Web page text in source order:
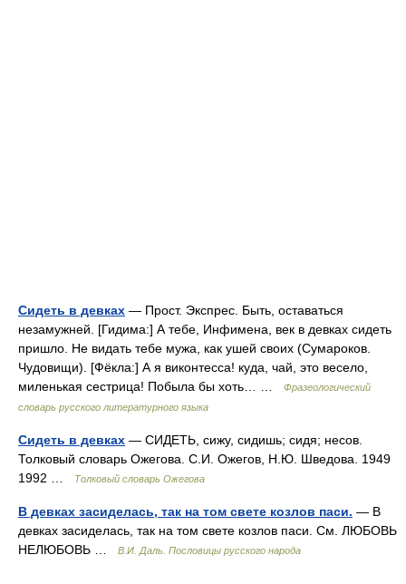
Сидеть в девках — Прост. Экспрес. Быть, оставаться
незамужней. [Гидима:] А тебе, Инфимена, век в девках сидеть
пришло. Не видать тебе мужа, как ушей своих (Сумароков.
Чудовищи). [Фёкла:] А я виконтесса! куда, чай, это весело,
миленькая сестрица! Побыла бы хоть… …
Фразеологический
словарь русского литературного языка
Сидеть в девках — СИДЕТЬ, сижу, сидишь; сидя; несов.
Толковый словарь Ожегова. С.И. Ожегов, Н.Ю. Шведова. 1949
1992 …
Толковый словарь Ожегова
В девках засиделась, так на том свете козлов паси. — В
девках засиделась, так на том свете козлов паси. См. ЛЮБОВЬ
НЕЛЮБОВЬ …
В.И. Даль. Пословицы русского народа